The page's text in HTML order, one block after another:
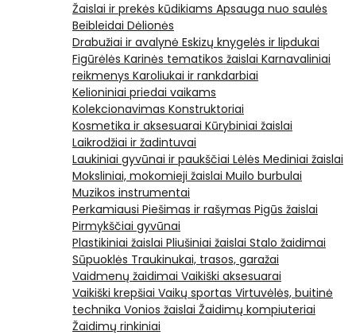
Žaislai ir prekės kūdikiams Apsauga nuo saulės
Beibleidai Dėlionės
Drabužiai ir avalynė Eskizų knygelės ir lipdukai
Figūrėlės Karinės tematikos žaislai Karnavaliniai
reikmenys Karoliukai ir rankdarbiai
Kelioniniai priedai vaikams
Kolekcionavimas Konstruktoriai
Kosmetika ir aksesuarai Kūrybiniai žaislai
Laikrodžiai ir žadintuvai
Laukiniai gyvūnai ir paukščiai Lėlės Mediniai žaislai
Moksliniai, mokomieji žaislai Muilo burbulai
Muzikos instrumentai
Perkamiausi Piešimas ir rašymas Pigūs žaislai
Pirmykščiai gyvūnai
Plastikiniai žaislai Pliušiniai žaislai Stalo žaidimai
Sūpuoklės Traukinukai, trasos, garažai
Vaidmenų žaidimai Vaikiški aksesuarai
Vaikiški krepšiai Vaikų sportas Virtuvėlės, buitinė
technika Vonios žaislai Žaidimų kompiuteriai
Žaidimų rinkiniai